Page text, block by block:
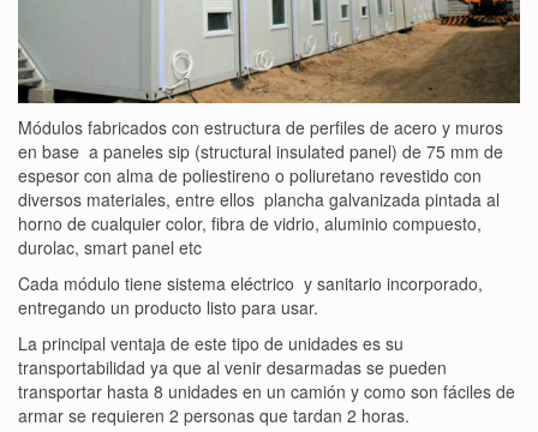
Módulos fabricados con estructura de perfiles de acero y muros
en base a paneles sip (structural insulated panel) de 75 mm de
espesor con alma de poliestireno o poliuretano revestido con
diversos materiales, entre ellos plancha galvanizada pintada al
horno de cualquier color, fibra de vidrio, aluminio compuesto,
durolac, smart panel etc
Cada módulo tiene sistema eléctrico y sanitario incorporado,
entregando un producto listo para usar.
La principal ventaja de este tipo de unidades es su
transportabilidad ya que al venir desarmadas se pueden
transportar hasta 8 unidades en un camión y como son fáciles de
armar se requieren 2 personas que tardan 2 horas.